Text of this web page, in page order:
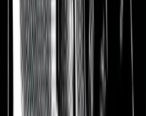
Vorlage der
am 15. September
Im Folgenden klären wir,
sind und ob dieser